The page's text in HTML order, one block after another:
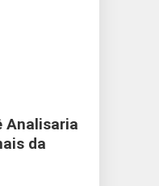
Analisaria
da